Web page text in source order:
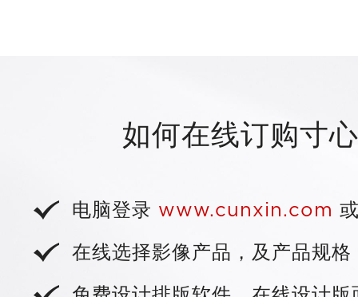
无缝衔接扉页装订工艺，精选棉
面，灯片纸若隐若现，
深入了解 扉页 +
如何在线订购寸
电脑登录 www.cunxin.com
在线选择影像产品，及产品规